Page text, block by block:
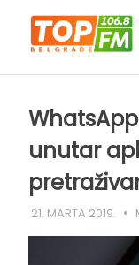
content
unutar
21. MARTA 2019.